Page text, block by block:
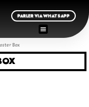
PARLER VIA WHATSAPP
Box